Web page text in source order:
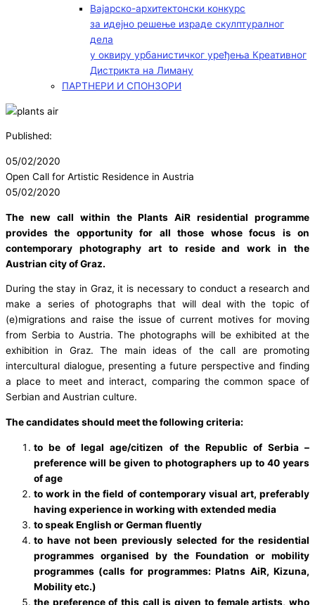
Вајарско-архитектонски конкурс
за идејно решење израде скулптуралног
дела
у оквиру урбанистичког уређења Креативног
Дистрикта на Лиману
ПАРТНЕРИ И СПОНЗОРИ
Published:
05/02/2020
Open Call for Artistic Residence in Austria
05/02/2020
The new call within the Plants AiR residential programme
provides the opportunity for all those whose focus is on
contemporary photography art to reside and work in the
Austrian city of Graz.
During the stay in Graz, it is necessary to conduct a research and
make a series of photographs that will deal with the topic of
(e)migrations and raise the issue of current motives for moving
from Serbia to Austria. The photographs will be exhibited at the
exhibition in Graz. The main ideas of the call are promoting
intercultural dialogue, presenting a future perspective and finding
a place to meet and interact, comparing the common space of
Serbian and Austrian culture.
The candidates should meet the following criteria:
to be of legal age/citizen of the Republic of Serbia –
preference will be given to photographers up to 40 years
of age
to work in the field of contemporary visual art, preferably
having experience in working with extended media
to speak English or German fluently
to have not been previously selected for the residential
programmes organised by the Foundation or mobility
programmes (calls for programmes: Platns AiR, Kizuna,
Mobility etc.)
the preference of this call is given to female artists, who